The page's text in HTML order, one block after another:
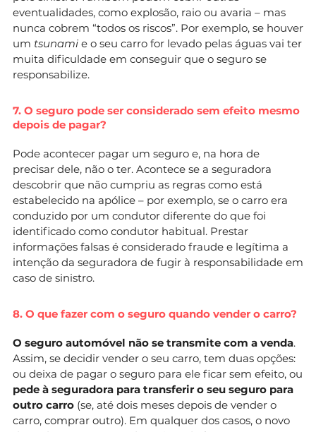
eventualidades, como explosão, raio ou avaria – mas
nunca cobrem “todos os riscos”. Por exemplo, se houver
um tsunami e o seu carro for levado pelas águas vai ter
muita dificuldade em conseguir que o seguro se
responsabilize.
7. O seguro pode ser considerado sem efeito mesmo
depois de pagar?
Pode acontecer pagar um seguro e, na hora de
precisar dele, não o ter. Acontece se a seguradora
descobrir que não cumpriu as regras como está
estabelecido na apólice – por exemplo, se o carro era
conduzido por um condutor diferente do que foi
identificado como condutor habitual. Prestar
informações falsas é considerado fraude e legítima a
intenção da seguradora de fugir à responsabilidade em
caso de sinistro.
8. O que fazer com o seguro quando vender o carro?
O seguro automóvel não se transmite com a venda.
Assim, se decidir vender o seu carro, tem duas opções:
ou deixa de pagar o seguro para ele ficar sem efeito, ou
pede à seguradora para transferir o seu seguro para
outro carro (se, até dois meses depois de vender o
carro, comprar outro). Em qualquer dos casos, o novo